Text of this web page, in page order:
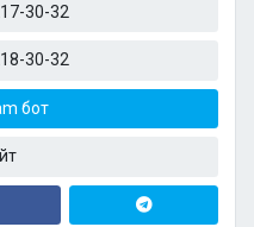
30-32
30-32
бот